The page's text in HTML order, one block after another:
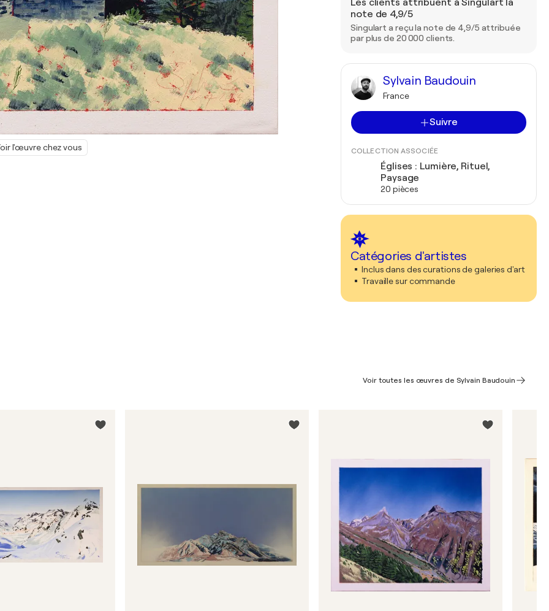
l'œuvre chez vous
Les clients attribuent à Singulart la
note de 4,9/5
Singulart a reçu la note de 4,9/5 attribuée
par plus de 20 000 clients.
Sylvain Baudouin
France
Suivre
COLLECTION ASSOCIÉE
Églises : Lumière, Rituel,
Paysage
20 pièces
Catégories d'artistes
Inclus dans des curations de galeries d'art
Travaille sur commande
Voir toutes les œuvres de Sylvain Baudouin